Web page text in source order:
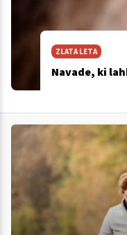
ZLATA LETA
Navade, ki